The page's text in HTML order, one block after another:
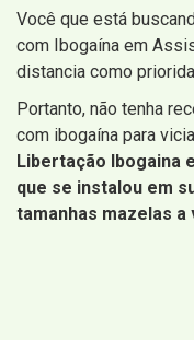
Você que está
com Ibogaína em
distancia como
Portanto, não tenha
com ibogaína para
Libertação Ibogaina
que se instalou em
tamanhas mazelas